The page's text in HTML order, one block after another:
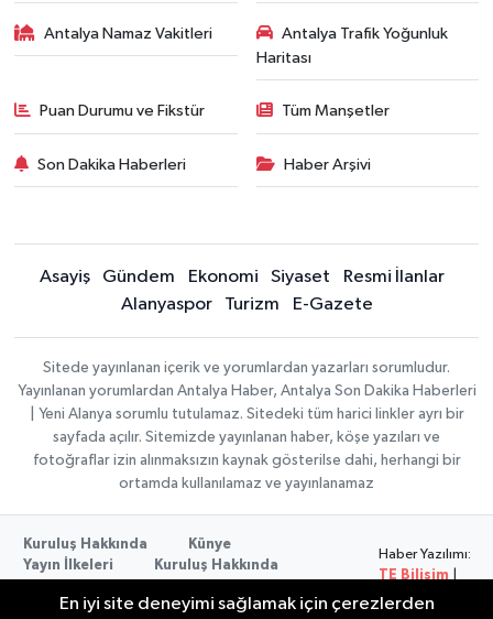
Antalya Namaz Vakitleri
Antalya Trafik Yoğunluk
Haritası
Puan Durumu ve Fikstür Tüm Manşetler
Son Dakika Haberleri Haber Arşivi
Asayiş Gündem Ekonomi Siyaset
Resmi İlanlar
Alanyaspor
Turizm E-Gazete
Sitede yayınlanan içerik ve yorumlardan yazarları sorumludur.
Yayınlanan yorumlardan Antalya Haber, Antalya Son Dakika Haberleri
| Yeni Alanya sorumlu tutulamaz. Sitedeki tüm harici linkler ayrı bir
sayfada açılır. Sitemizde yayınlanan haber, köşe yazıları ve
fotoğraflar izin alınmaksızın kaynak gösterilse dahi, herhangi bir
ortamda kullanılamaz ve yayınlanamaz
Kuruluş Hakkında
Künye
Yayın İlkeleri
Kuruluş Hakkında
Kullanım Şartları
Haber Yazılımı:
TE Bilişim
Copyright ©
En iyi site deneyimi sağlamak için çerezlerden